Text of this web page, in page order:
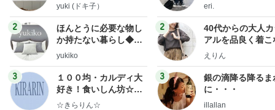
yuki (ドキ子）
2
ほんとうに必要な物し
か持たない暮らし◆Ke
ep Life Simple◆〜イ
yukiko
3
１００均・カルディ大
好き！食いしん坊☆き
らりん☆のブログ
☆きらりん☆
eri.
2
40代からの大人
アルを品良く着こ
ファッションブロ
えりん
3
銀の滴降る降るま
に・・・
illallan